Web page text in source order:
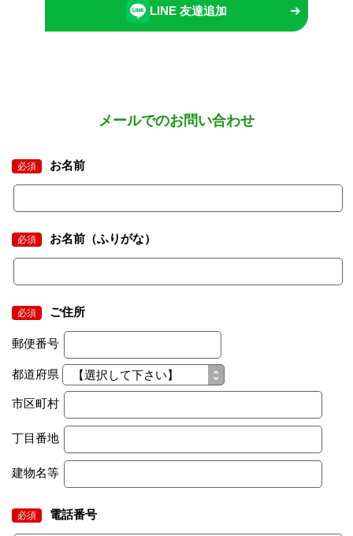
LINE 友達追加
メールでのお問い合わせ
必須 お名前
必須 お名前（ふりがな）
必須 ご住所
郵便番号
都道府県
市区町村
丁目番地
建物名等
必須 電話番号